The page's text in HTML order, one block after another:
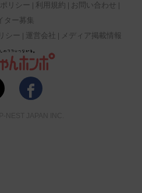
リシー 利用規約
お問い合わせ
ター募集
シー 運営会社 メディア掲載情報